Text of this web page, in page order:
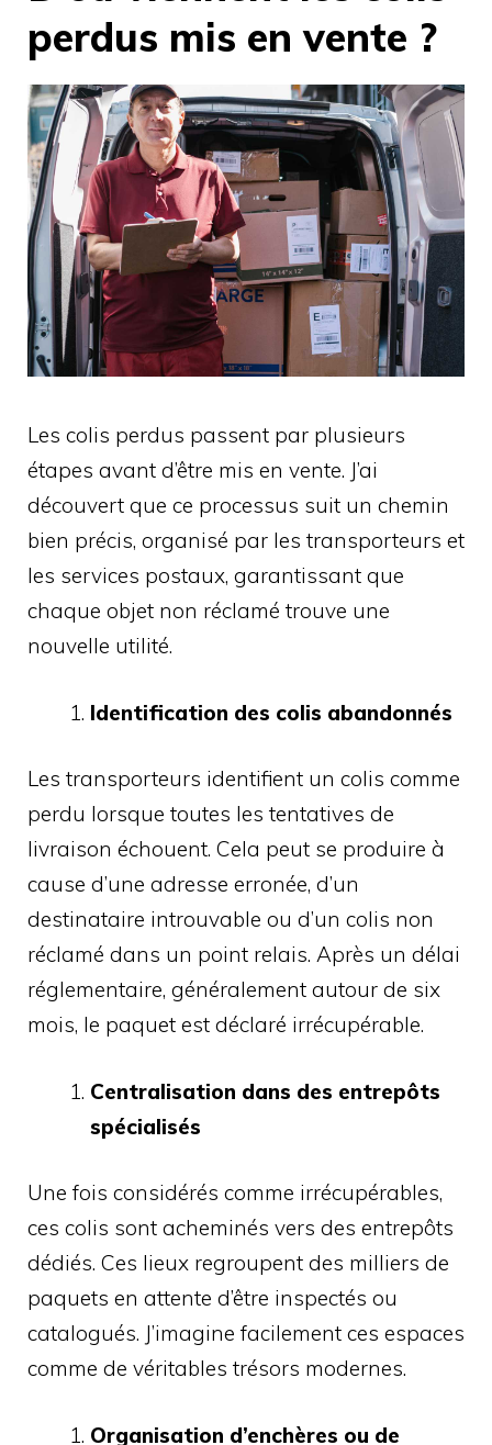
perdus mis en vente ?
Les colis perdus passent par plusieurs
étapes avant d’être mis en vente. J’ai
découvert que ce processus suit un chemin
bien précis, organisé par les transporteurs et
les services postaux, garantissant que
chaque objet non réclamé trouve une
nouvelle utilité.
Identification des colis abandonnés
Les transporteurs identifient un colis comme
perdu lorsque toutes les tentatives de
livraison échouent. Cela peut se produire à
cause d’une adresse erronée, d’un
destinataire introuvable ou d’un colis non
réclamé dans un point relais. Après un délai
réglementaire, généralement autour de six
mois, le paquet est déclaré irrécupérable.
Centralisation dans des entrepôts
spécialisés
Une fois considérés comme irrécupérables,
ces colis sont acheminés vers des entrepôts
dédiés. Ces lieux regroupent des milliers de
paquets en attente d’être inspectés ou
catalogués. J’imagine facilement ces espaces
comme de véritables trésors modernes.
Organisation d’enchères ou de